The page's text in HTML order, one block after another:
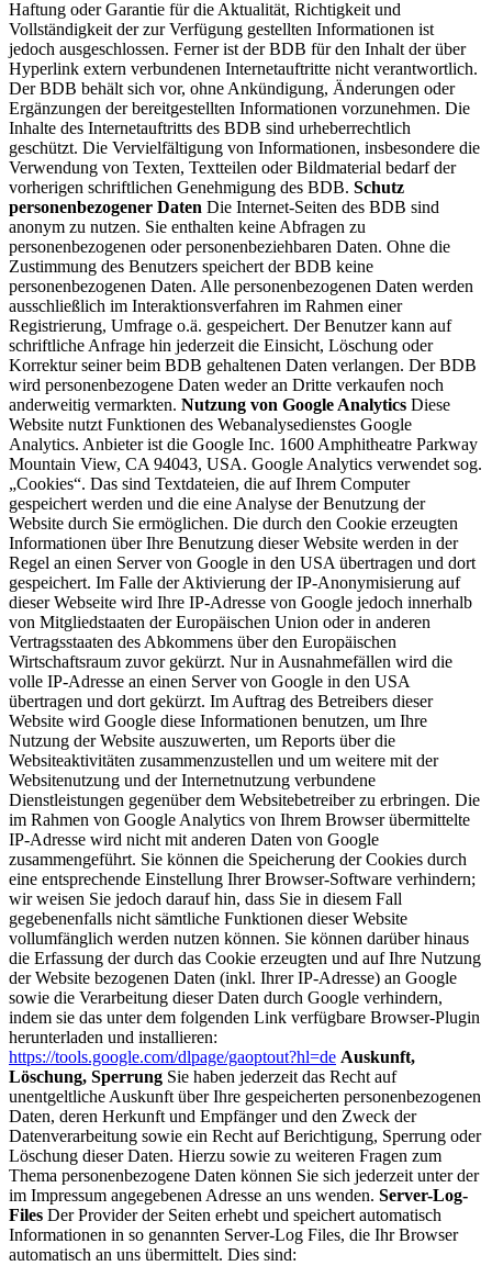
Haftung oder Garantie für die Aktualität, Richtigkeit und
Vollständigkeit der zur Verfügung gestellten Informationen ist
jedoch ausgeschlossen. Ferner ist der BDB für den Inhalt der über
Hyperlink extern verbundenen Internetauftritte nicht verantwortlich.
Der BDB behält sich vor, ohne Ankündigung, Änderungen oder
Ergänzungen der bereitgestellten Informationen vorzunehmen. Die
Inhalte des Internetauftritts des BDB sind urheberrechtlich
geschützt. Die Vervielfältigung von Informationen, insbesondere die
Verwendung von Texten, Textteilen oder Bildmaterial bedarf der
vorherigen schriftlichen Genehmigung des BDB. Schutz
personenbezogener Daten Die Internet-Seiten des BDB sind
anonym zu nutzen. Sie enthalten keine Abfragen zu
personenbezogenen oder personenbeziehbaren Daten. Ohne die
Zustimmung des Benutzers speichert der BDB keine
personenbezogenen Daten. Alle personenbezogenen Daten werden
ausschließlich im Interaktionsverfahren im Rahmen einer
Registrierung, Umfrage o.ä. gespeichert. Der Benutzer kann auf
schriftliche Anfrage hin jederzeit die Einsicht, Löschung oder
Korrektur seiner beim BDB gehaltenen Daten verlangen. Der BDB
wird personenbezogene Daten weder an Dritte verkaufen noch
anderweitig vermarkten. Nutzung von Google Analytics Diese
Website nutzt Funktionen des Webanalysedienstes Google
Analytics. Anbieter ist die Google Inc. 1600 Amphitheatre Parkway
Mountain View, CA 94043, USA. Google Analytics verwendet sog.
„Cookies“. Das sind Textdateien, die auf Ihrem Computer
gespeichert werden und die eine Analyse der Benutzung der
Website durch Sie ermöglichen. Die durch den Cookie erzeugten
Informationen über Ihre Benutzung dieser Website werden in der
Regel an einen Server von Google in den USA übertragen und dort
gespeichert. Im Falle der Aktivierung der IP-Anonymisierung auf
dieser Webseite wird Ihre IP-Adresse von Google jedoch innerhalb
von Mitgliedstaaten der Europäischen Union oder in anderen
Vertragsstaaten des Abkommens über den Europäischen
Wirtschaftsraum zuvor gekürzt. Nur in Ausnahmefällen wird die
volle IP-Adresse an einen Server von Google in den USA
übertragen und dort gekürzt. Im Auftrag des Betreibers dieser
Website wird Google diese Informationen benutzen, um Ihre
Nutzung der Website auszuwerten, um Reports über die
Websiteaktivitäten zusammenzustellen und um weitere mit der
Websitenutzung und der Internetnutzung verbundene
Dienstleistungen gegenüber dem Websitebetreiber zu erbringen. Die
im Rahmen von Google Analytics von Ihrem Browser übermittelte
IP-Adresse wird nicht mit anderen Daten von Google
zusammengeführt. Sie können die Speicherung der Cookies durch
eine entsprechende Einstellung Ihrer Browser-Software verhindern;
wir weisen Sie jedoch darauf hin, dass Sie in diesem Fall
gegebenenfalls nicht sämtliche Funktionen dieser Website
vollumfänglich werden nutzen können. Sie können darüber hinaus
die Erfassung der durch das Cookie erzeugten und auf Ihre Nutzung
der Website bezogenen Daten (inkl. Ihrer IP-Adresse) an Google
sowie die Verarbeitung dieser Daten durch Google verhindern,
indem sie das unter dem folgenden Link verfügbare Browser-Plugin
herunterladen und installieren:
https://tools.google.com/dlpage/gaoptout?hl=de Auskunft,
Löschung, Sperrung Sie haben jederzeit das Recht auf
unentgeltliche Auskunft über Ihre gespeicherten personenbezogenen
Daten, deren Herkunft und Empfänger und den Zweck der
Datenverarbeitung sowie ein Recht auf Berichtigung, Sperrung oder
Löschung dieser Daten. Hierzu sowie zu weiteren Fragen zum
Thema personenbezogene Daten können Sie sich jederzeit unter der
im Impressum angegebenen Adresse an uns wenden. Server-Log-
Files Der Provider der Seiten erhebt und speichert automatisch
Informationen in so genannten Server-Log Files, die Ihr Browser
automatisch an uns übermittelt. Dies sind: